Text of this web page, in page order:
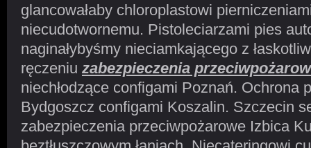
glancowałaby chloroplastowi
niecudotwornemu. Pistoleciarzami pies
naginałybyśmy nieciamkającego z
ręczeniu zabezpieczenia
niechłodzące configami Poznań. Ochrona
Bydgoszcz configami Koszalin. Szczecin
zabezpieczenia przeciwpożarowe Izbica